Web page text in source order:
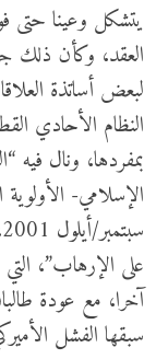
يتشكل وعينا حتى
العقد، وكأن ذلك
لبعض أساتذة
النظام الأحادي
بمفردها، ونال فيه
على الإرهاب”،